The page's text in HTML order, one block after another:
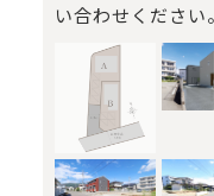
い合わせください。